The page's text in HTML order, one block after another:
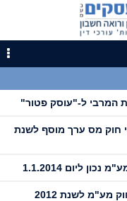
המרבי ל-"עוסק פטור"
חוק מס ערך מוסף לשנת
ליום 1.1.2014
מע"מ לשנת 2012